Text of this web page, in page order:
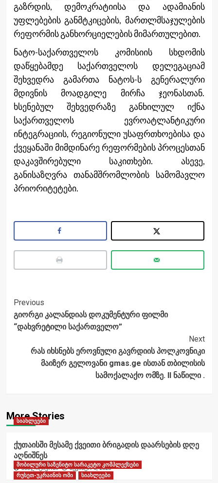
გაზრდის, დემოკრატიისა და ადამიანის
უფლებების განმტკიცების, მართლმსაჯულების
რეფორმის განხორციელების მიმართულებით.
ნატო-საქართველოს კომისიის სხდომის
დაწყებამდე საქართველოს დელეგაციამ
შეხვედრა გამართა ნატოს-ს გენერალური
მდივნის მოადგილე მირჩა ჯეონასთან.
ხსენებულ შეხვედრაზე განხილულ იქნა
საქართველოს ევროატლანტიკური
ინტეგრაციის, რეგიონული უსაფრთხოებისა და
ქვეყანაში მიმდინარე რეფორმების პროცესთან
დაკავშირებული საკითხები. ასევე,
განისაზღვრა თანამშრომლობის სამომავლო
პრიორიტეტები.
Post
Navigation
Previous
გიორგი კალანდიას დოკუმენტური ფილმი
“დახვრეტილი საქართველო”
Next
რას იხსნებს ეროვნული გავრდიის პოლკოვნიკი
მაიზერ გელოვანი gmas.ge ისთან თბილისის
სამოქალაქო ომზე. II ნაწილი .
More Stories
სიახლეები
ქუთაისში მესამე ქვეითი ბრიგადის დაარსების დღე
აღნიშნეს
ანალიტიკოსი აგვისტო 6, 2026
მობილური საზენიტო სარაკეტო კომპლექსები
რუსეთ-უკრაინის ომი
სიახლეები